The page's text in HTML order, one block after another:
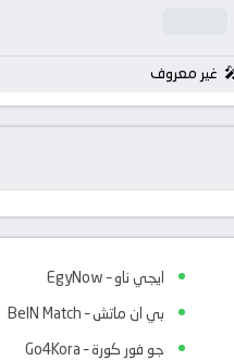
غير معروف
ايجي ناو – EgyNow
بي ان ماتش – BeIN Match
جو فور كورة – Go4Kora